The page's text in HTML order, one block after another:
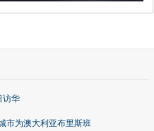
访华
市为澳大利亚布里斯班